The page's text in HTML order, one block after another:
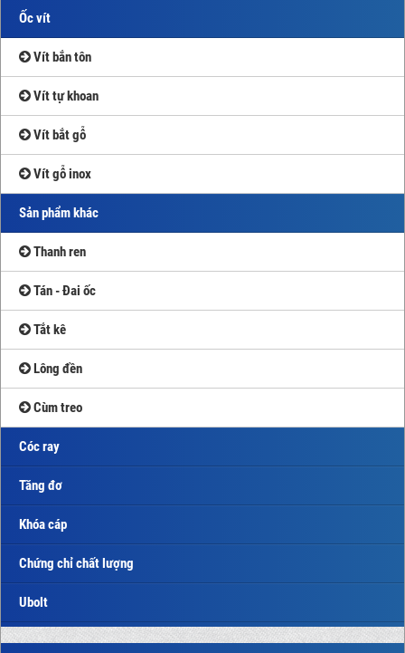
Ốc vít
Vít bắn tôn
Vít tự khoan
Vít bắt gỗ
Vít gỗ inox
Sản phẩm khác
Thanh ren
Tán - Đai ốc
Tắt kê
Lông đền
Cùm treo
Cóc ray
Tăng đơ
Khóa cáp
Chứng chỉ chất lượng
Ubolt